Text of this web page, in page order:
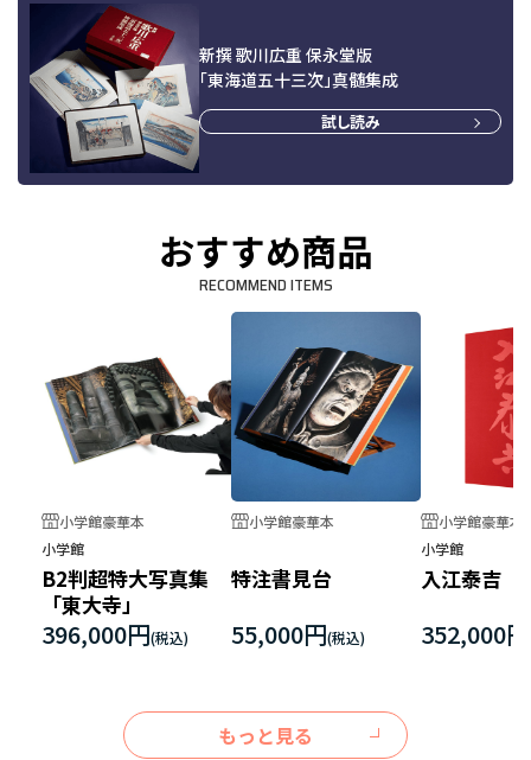
新撰 歌川広重 保永堂版
「東海道五十三次」真髄集成
試し読み
おすすめ商品
RECOMMEND ITEMS
小学館豪華本
小学館
B2判超特大写真集
「東大寺」
396,000円
小学館豪華本
特注書見台
55,000円
小学館豪華本
小学館
入江泰吉
352,000円
もっと見る